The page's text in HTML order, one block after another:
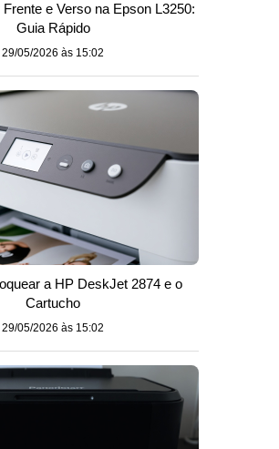
e Verso na Epson L3250:
Guia Rápido
29/05/2026 às 15:02
a HP DeskJet 2874 e o
Cartucho
29/05/2026 às 15:02